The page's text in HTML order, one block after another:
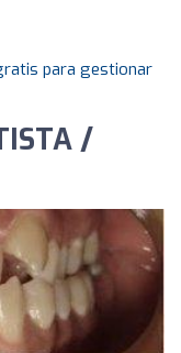
para gestionar
/